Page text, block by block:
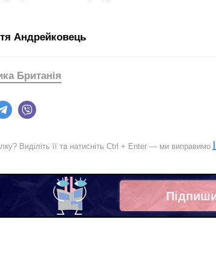
Андрейковець
Telegram
Британія
Виділіть її та натисніть Ctrl + Enter — ми виправимо